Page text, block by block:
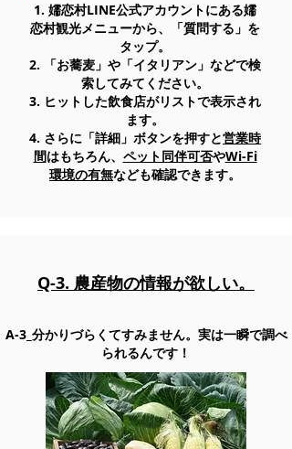
1. 嬬恋村LINE公式アカウントにある嬬
恋村観光メニューから、「質問する」を
タップ。
2. 「お蕎麦」や「イタリアン」などで検
索してみてください。
3. ヒットした飲食店がリストで表示され
ます。
4. さらに「詳細」ボタンを押すと営業時
間はもちろん、 ペット同伴可否やWi-Fi
環境の有無なども確認できます。
Q-3. 農産物の情報が欲しい。
A-3_分かりづらくてすみません。実は一瞬で調べ
られるんです！